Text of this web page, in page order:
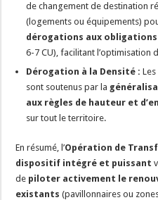
de changement de destination
(logements ou équipements)
dérogations aux
6-7 CU), facilitant l’optimisation
Dérogation à la Densité :
sont soutenus par la
aux règles de hauteur et
sur tout le territoire.
En résumé, l’Opération de
dispositif intégré et puissant
de piloter activement le
existants (pavillonnaires ou